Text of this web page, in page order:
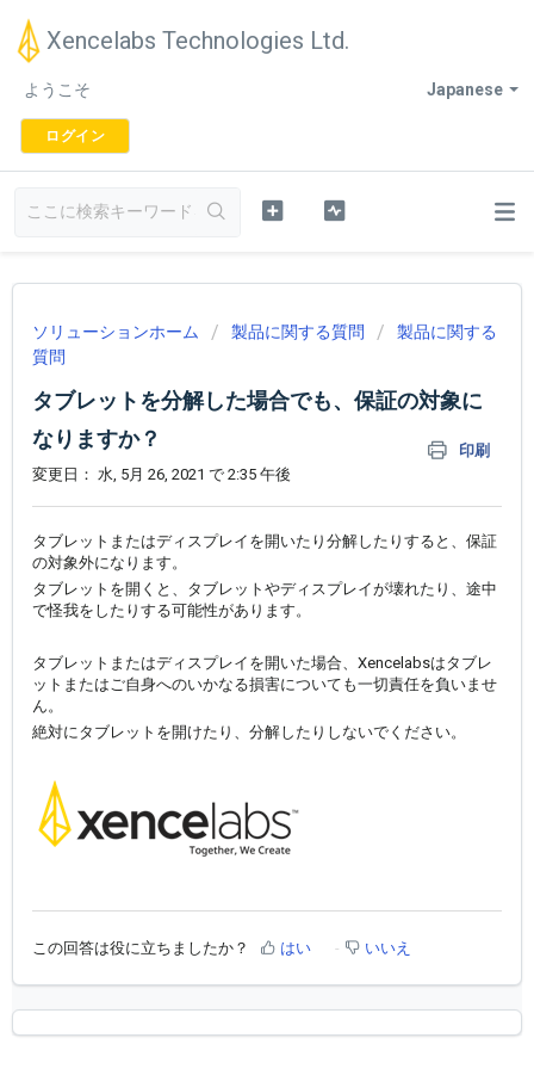
Xencelabs Technologies Ltd.
Japanese
ようこそ
ログイン
ソリューションホーム 製品に関する質問
製品に関する
質問
タブレットを分解した場合でも、保証の対象に
なりますか？
印刷
変更日： 水, 5月 26, 2021 で 2:35 午後
タブレットまたはディスプレイを開いたり分解したりすると、保証
の対象外になります。
タブレットを開くと、タブレットやディスプレイが壊れたり、途中
で怪我をしたりする可能性があります。
タブレットまたはディスプレイを開いた場合、Xencelabsはタブレ
ットまたはご自身へのいかなる損害についても一切責任を負いませ
ん。
絶対にタブレットを開けたり、分解したりしないでください。
この回答は役に立ちましたか？ はい いいえ